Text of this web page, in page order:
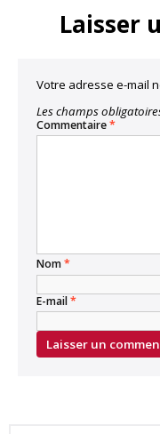
Laisser
Votre adresse e-mail
Les champs
Commentaire*
Nom*
E-mail*